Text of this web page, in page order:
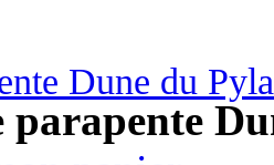
Dune du
parapente